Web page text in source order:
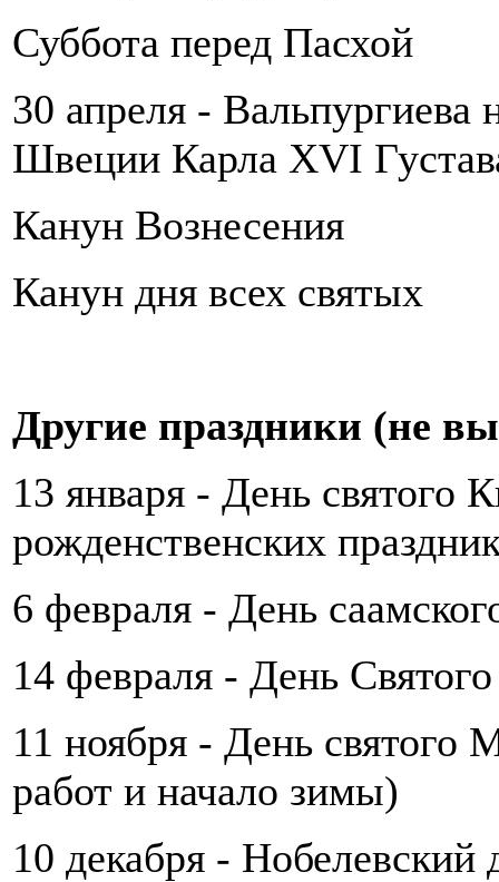
Суббота перед Пасхой
30 апреля - Вальпургиева
Швеции Карла XVI
Канун Вознесения
Канун дня всех святых
Другие праздники (не
13 января - День святого
рожденственских
6 февраля - День
14 февраля - День
11 ноября - День святого
работ и начало зимы)
10 декабря - Нобелевский